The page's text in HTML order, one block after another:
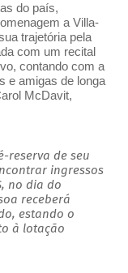
do país,
a Villa-
trajetória pela
com um recital
contando com a
e amigas de longa
McDavit,
reserva de seu
ingressos
no dia do
receberá
estando o
à lotação